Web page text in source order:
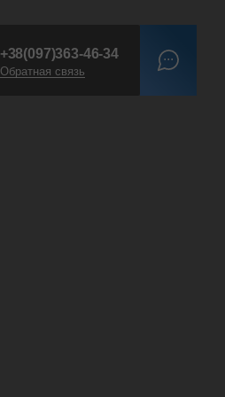
+38(097)363-46-34
Обратная связь